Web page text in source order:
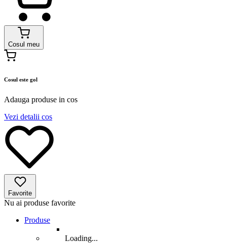
Cosul meu
Cosul este gol
Adauga produse in cos
Vezi detalii cos
Favorite
Nu ai produse favorite
Produse
Loading...